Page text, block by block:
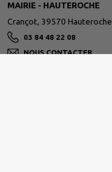
MAIRIE - HAUTEROCHE
Crançot, 39570 Hauteroche
03 84 48 22 08
NOUS CONTACTER